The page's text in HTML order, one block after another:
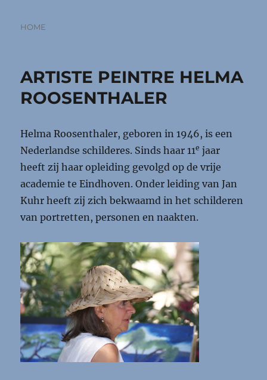
Categorieën
HOME
ARTISTE PEINTRE HELMA
ROOSENTHALER
Helma Roosenthaler, geboren in 1946, is een
Nederlandse schilderes. Sinds haar 11e jaar
heeft zij haar opleiding gevolgd op de vrije
academie te Eindhoven. Onder leiding van Jan
Kuhr heeft zij zich bekwaamd in het schilderen
van portretten, personen en naakten.